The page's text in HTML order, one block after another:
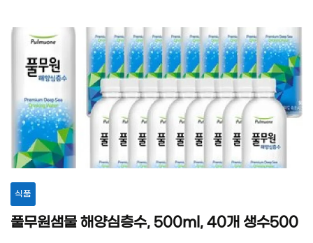
식품
풀무원샘물 해양심층수, 500ml, 40개 생수500